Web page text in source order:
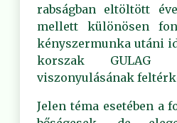
rabságban eltöltött
mellett különösen
kényszermunka utáni
korszak GULAG
viszonyulásának
Jelen téma esetében a